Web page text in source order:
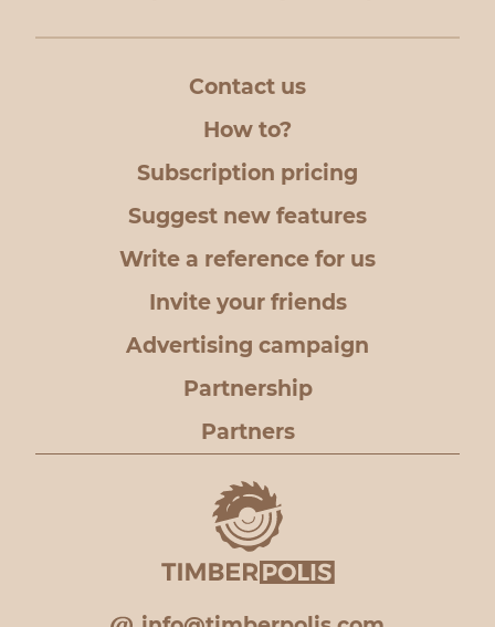
Contact us
How to?
Subscription pricing
Suggest new features
Write a reference for us
Invite your friends
Advertising campaign
Partnership
Partners